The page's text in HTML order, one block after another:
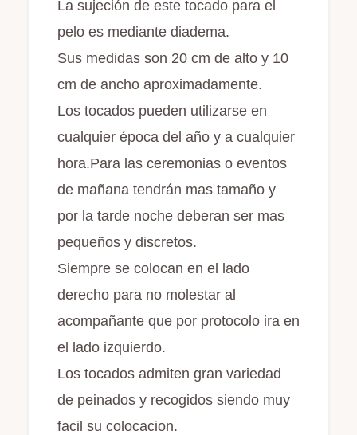
La sujeción de este tocado para el
pelo es mediante diadema.
Sus medidas son 20 cm de alto y 10
cm de ancho aproximadamente.
Los tocados pueden utilizarse en
cualquier época del año y a cualquier
hora.Para las ceremonias o eventos
de mañana tendrán mas tamaño y
por la tarde noche deberan ser mas
pequeños y discretos.
Siempre se colocan en el lado
derecho para no molestar al
acompañante que por protocolo ira en
el lado izquierdo.
Los tocados admiten gran variedad
de peinados y recogidos siendo muy
facil su colocacion.